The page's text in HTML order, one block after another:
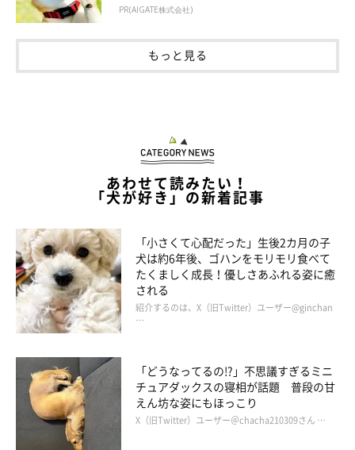
りんちゃんとの生活はかけがえのない宝物
飼い主さんが持つカメラを見つめるりんちゃん
＠shibawanwan08
PR(AIGATE株式会社)
もっと見る
あわせて読みたい！
「犬が好き」の新着記事
「小さくて心配だった」生後2カ月の子
犬は約6年後、ゴハンをモリモリ食べて
たくましく成長！優しさあふれる姿に癒
される
紹介するのは、X（旧Twitter）ユーザー@ginchan
…
「どうなってるの!?」不思議すぎるミニ
チュアダックスの寝相が話題 普段の甘
えん坊な姿にもほっこり
X（旧Twitter）ユーザー＠chacha210309さん …